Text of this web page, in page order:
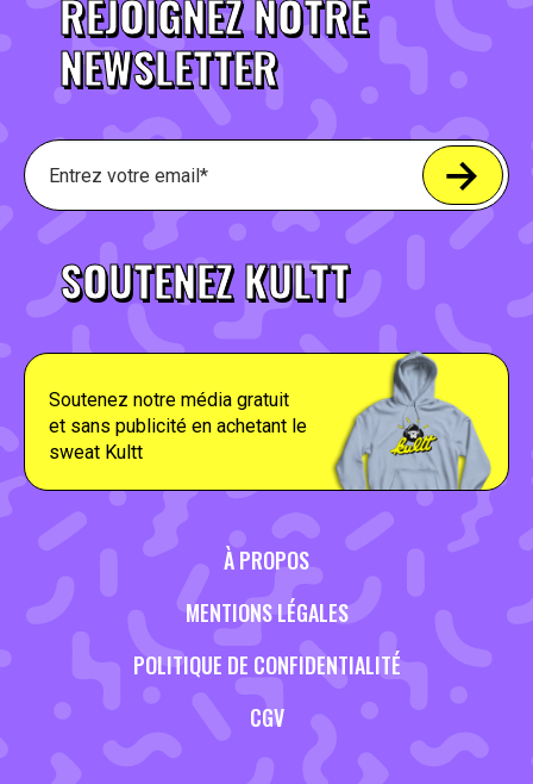
REJOIGNEZ NOTRE
NEWSLETTER
SOUTENEZ KULTT
Soutenez notre média gratuit
et sans publicité en achetant le
sweat Kultt
À PROPOS
MENTIONS LÉGALES
POLITIQUE DE CONFIDENTIALITÉ
CGV